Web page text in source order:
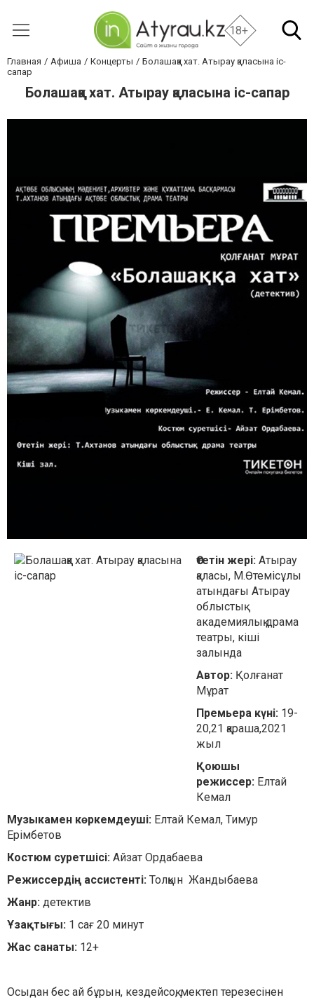
18+
Главная Афиша Концерты
Болашаққа хат. Атырау қаласына іс-
сапар
Болашаққа хат. Атырау қаласына іс-сапар
Өтетін жері: Атырау
қаласы, М.Өтемісұлы
атындағы Атырау
облыстық
академиялық драма
театры, кіші
залында
Автор: Қолғанат
Мұрат
Премьера күні: 19-
20,21 қараша,2021
жыл
Қоюшы
режиссер: Елтай
Кемал
Музыкамен көркемдеуші: Елтай Кемал, Тимур
Ерімбетов
Костюм суретшісі: Айзат Ордабаева
Режиссердің ассистенті: Толқын Жандыбаева
Жанр: детектив
Ұзақтығы: 1 сағ 20 минут
Жас санаты: 12+
Осыдан бес ай бұрын, кездейсоқ, мектеп терезесінен